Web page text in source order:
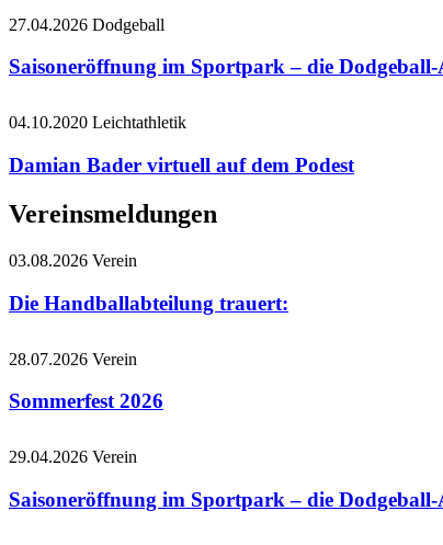
27.04.2026 Dodgeball
Saisoneröffnung im Sportpark – die
04.10.2020 Leichtathletik
Damian Bader virtuell auf dem Podest
Vereinsmeldungen
03.08.2026 Verein
Die Handballabteilung trauert:
28.07.2026 Verein
Sommerfest 2026
29.04.2026 Verein
Saisoneröffnung im Sportpark – die